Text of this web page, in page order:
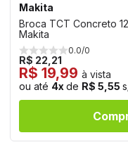
Makita
Broca TCT Concreto
Makita
0.0/0
R$ 22,21
R$ 19,99 à vista
ou até 4x de R$ 5,55